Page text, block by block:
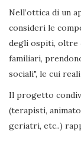
Nell’ottica di un
consideri le
degli ospiti, oltre
familiari,
sociali", le cui
Il progetto
(terapisti,
geriatri, etc..)